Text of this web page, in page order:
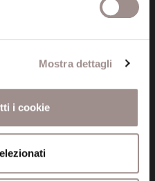
Mostra dettagli
i cookie